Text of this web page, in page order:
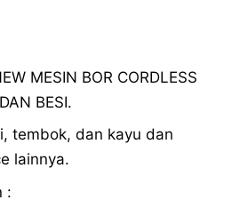
MESIN BOR CORDLESS
BESI.
tembok, dan kayu dan
lainnya.
: